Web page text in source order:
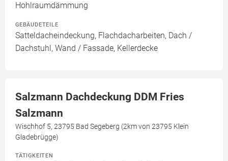
Hohlraumdämmung
GEBÄUDETEILE
Satteldacheindeckung, Flachdacharbeiten, Dach /
Dachstuhl, Wand / Fassade, Kellerdecke
Salzmann Dachdeckung DDM Fries
Salzmann
Wischhof 5, 23795 Bad Segeberg (2km von 23795 Klein
Gladebrügge)
TÄTIGKEITEN